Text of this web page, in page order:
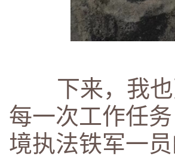
下来，我也
每一次工作任
境执法铁军一